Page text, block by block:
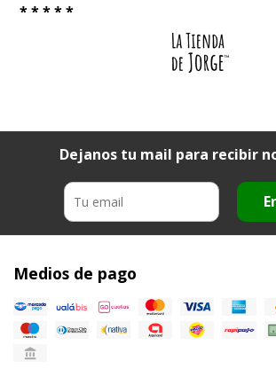
* * * * *
Dejanos tu mail para recibir
Medios de pago